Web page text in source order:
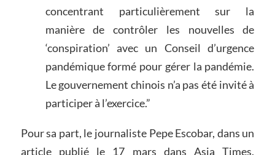
concentrant particulièrement sur la
manière de contrôler les nouvelles de
‘conspiration’ avec un Conseil d’urgence
pandémique formé pour gérer la pandémie.
Le gouvernement chinois n’a pas été invité à
participer à l’exercice.”
Pour sa part, le journaliste Pepe Escobar, dans un
article publié le 17 mars dans Asia Times,